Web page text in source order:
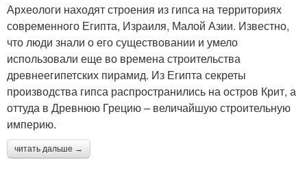
Археологи находят строения из гипса на территориях
современного Египта, Израиля, Малой Азии. Известно,
что люди знали о его существовании и умело
использовали еще во времена строительства
древнеегипетских пирамид. Из Египта секреты
производства гипса распространились на остров Крит, а
оттуда в Древнюю Грецию – величайшую строительную
империю.
читать дальше →